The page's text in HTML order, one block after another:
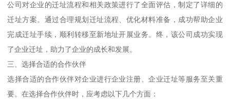
公司对企业的迁址流程和相关政策进行了全面评估，制定了详细的
迁址方案。通过合理规划迁址流程、优化材料准备，成功帮助企业
完成迁址手续，顺利转移至新地址开展业务。终，该公司成功实现
了企业迁址，助力了企业的成长和发展。
三、选择合适的合作伙伴
选择合适的合作伙伴对企业进行企业注册、企业迁址等服务至关重
要。在选择合作伙伴时，应考虑以下几个方面：